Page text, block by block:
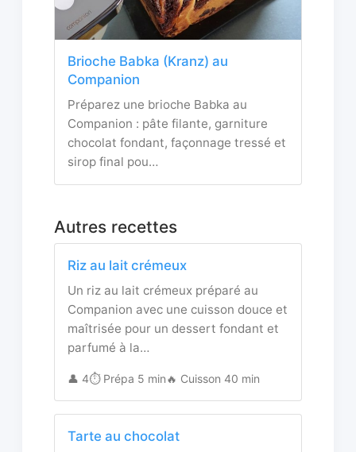
Brioche Babka (Kranz) au
Companion
Préparez une brioche Babka au
Companion : pâte filante, garniture
chocolat fondant, façonnage tressé et
sirop final pou…
Autres recettes
Riz au lait crémeux
Un riz au lait crémeux préparé au
Companion avec une cuisson douce et
maîtrisée pour un dessert fondant et
parfumé à la…
👤 4⏱️ Prépa 5 min🔥 Cuisson 40 min
Tarte au chocolat